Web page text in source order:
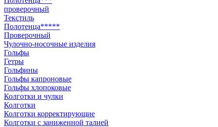
проверочный
Текстиль
Полотенца*****
Проверочный
Чулочно-носочные изделия
Гольфы
Гетры
Гольфины
Гольфы капроновые
Гольфы хлопоковые
Колготки и чулки
Колготки
Колготки корректирующие
Колготки с заниженной талией